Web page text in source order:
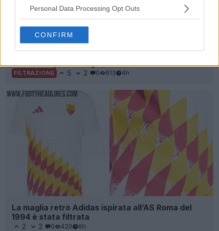
Personal Data Processing Opt Outs
CONFIRM
Trapelata la terza maglia pre-partita dell’FC
Barcelona per la stagione 26-27
FILTRAZIONE 5 2 0 613 4h
La maglia retrò Adidas ispirata all’AS Roma del
1994 è stata filtrata
2 2 0 420 6h